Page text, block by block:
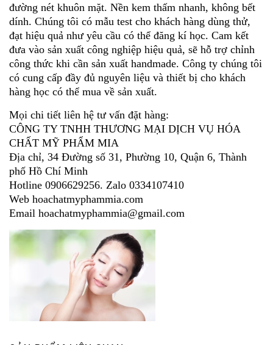
đường nét khuôn mặt. Nền kem thấm nhanh, không bết
dính. Chúng tôi có mẫu test cho khách hàng dùng thử,
đạt hiệu quả như yêu cầu có thể đăng kí học. Cam kết
đưa vào sản xuất công nghiệp hiệu quả, sẽ hỗ trợ chỉnh
công thức khi cần sản xuất handmade. Công ty chúng tôi
có cung cấp đầy đủ nguyên liệu và thiết bị cho khách
hàng học có thể mua về sản xuất.
Mọi chi tiết liên hệ tư vấn đặt hàng:
CÔNG TY TNHH THƯƠNG MẠI DỊCH VỤ HÓA
CHẤT MỸ PHẨM MIA
Địa chỉ, 34 Đường số 31, Phường 10, Quận 6, Thành
phố Hồ Chí Minh
Hotline 0906629256. Zalo 0334107410
Web hoachatmyphammia.com
Email hoachatmyphammia@gmail.com